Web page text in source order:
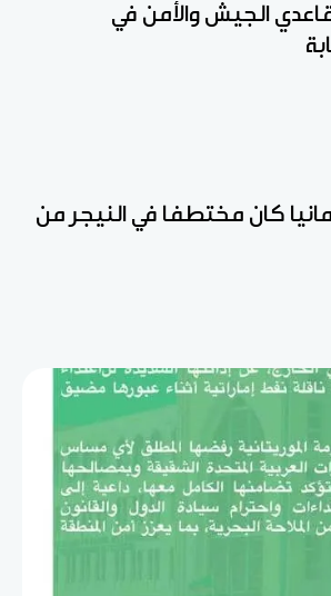
الجيش والأمن في
كان مختطفا في النيجر من